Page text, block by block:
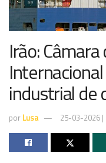
Irão:
industrial de
por Lusa 25-03-2026 |